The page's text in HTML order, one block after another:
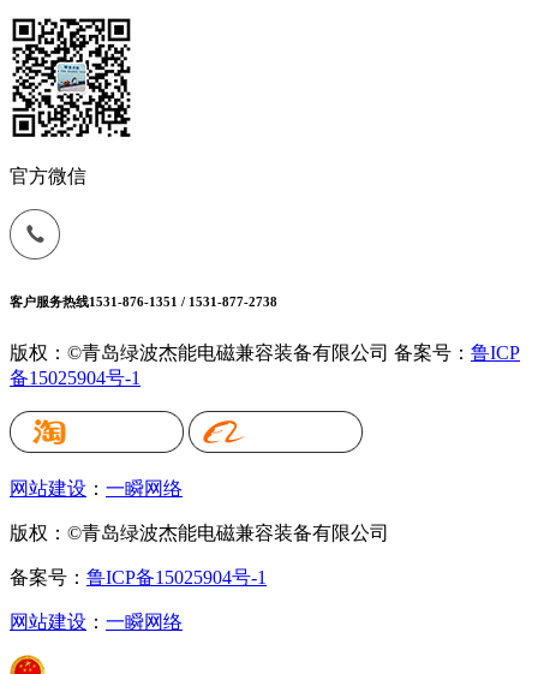
官方微信
客户服务热线1531-876-1351 / 1531-877-2738
版权：©青岛绿波杰能电磁兼容装备有限公司 备案号： 鲁ICP
备15025904号-1
网站建设 ： 一瞬网络
版权：©青岛绿波杰能电磁兼容装备有限公司
备案号： 鲁ICP备15025904号-1
网站建设 ： 一瞬网络